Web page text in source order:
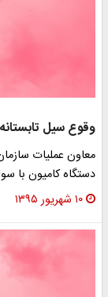
وقوع سیل
معاون عملیات
دستگاه کامیون با
۱۰ شهریور ۱۳۹۵